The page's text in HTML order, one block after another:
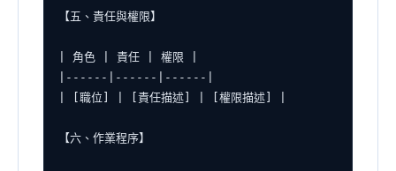
【五、責任與權限】
| 角色 | 責任 | 權限 |
|------|------|------|
| [職位] | [責任描述] | [權限描述] |
【六、作業程序】